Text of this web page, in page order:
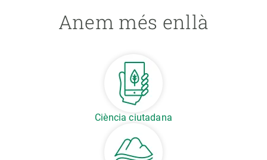
Anem més enllà
Ciència ciutadana